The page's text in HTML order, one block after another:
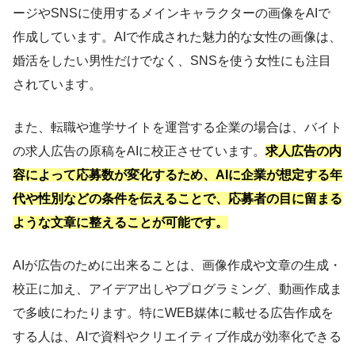
ージやSNSに使用するメインキャラクターの画像をAIで
作成しています。AIで作成された魅力的な女性の画像は、
婚活をしたい男性だけでなく、SNSを使う女性にも注目
されています。
また、転職や進学サイトを運営する企業の場合は、バイト
の求人広告の原稿をAIに校正させています。 求人広告の内
容によって応募数が変化するため、AIに企業が想定する年
代や性別などの条件を伝えることで、応募者の目に留まる
ような文章に整えることが可能です。
AIが広告のために出来ることは、画像作成や文章の生成・
校正に加え、アイデア出しやプログラミング、動画作成ま
で多岐にわたります。特にWEB媒体に載せる広告作成を
する人は、AIで資料やクリエイティブ作成が効率化できる